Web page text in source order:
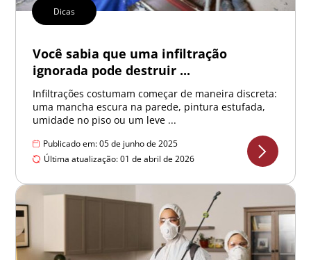
Dicas
Você sabia que uma infiltração
ignorada pode destruir ...
Infiltrações costumam começar de maneira discreta:
uma mancha escura na parede, pintura estufada,
umidade no piso ou um leve ...
Publicado em: 05 de junho de 2025
Última atualização: 01 de abril de 2026